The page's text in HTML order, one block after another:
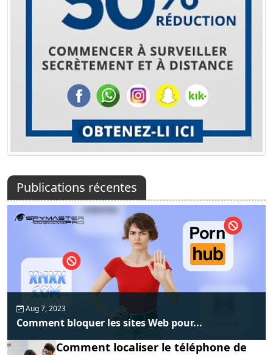
Publications récentes
Aug 7, 2023
Comment bloquer les sites Web pour...
Comment localiser le téléphone de